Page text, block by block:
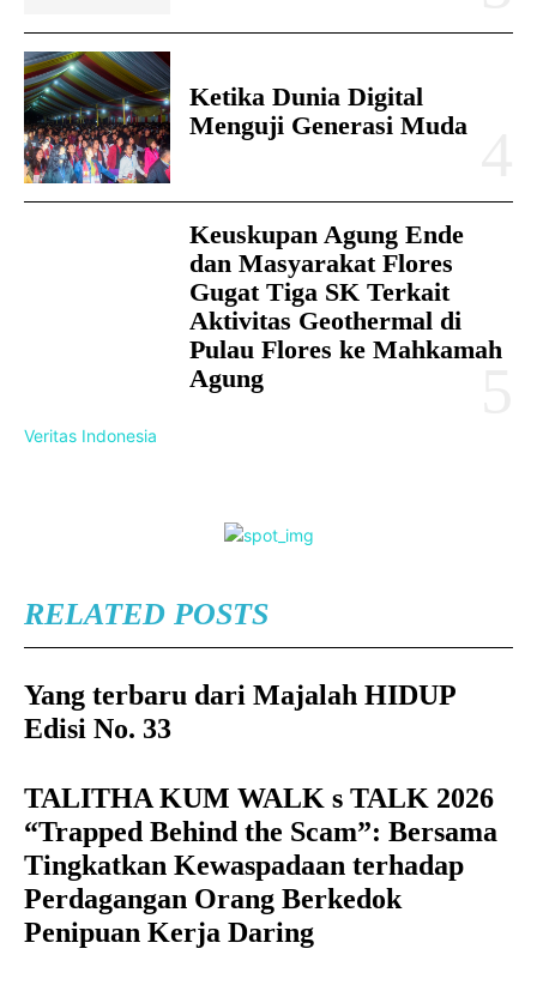
Ketika Dunia Digital
Menguji Generasi Muda
Keuskupan Agung Ende
dan Masyarakat Flores
Gugat Tiga SK Terkait
Aktivitas Geothermal di
Pulau Flores ke Mahkamah
Agung
Veritas Indonesia
RELATED POSTS
Yang terbaru dari Majalah HIDUP
Edisi No. 33
TALITHA KUM WALK s TALK 2026
“Trapped Behind the Scam”: Bersama
Tingkatkan Kewaspadaan terhadap
Perdagangan Orang Berkedok
Penipuan Kerja Daring